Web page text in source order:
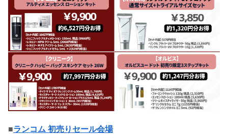
■ランコム 初売りセール会場